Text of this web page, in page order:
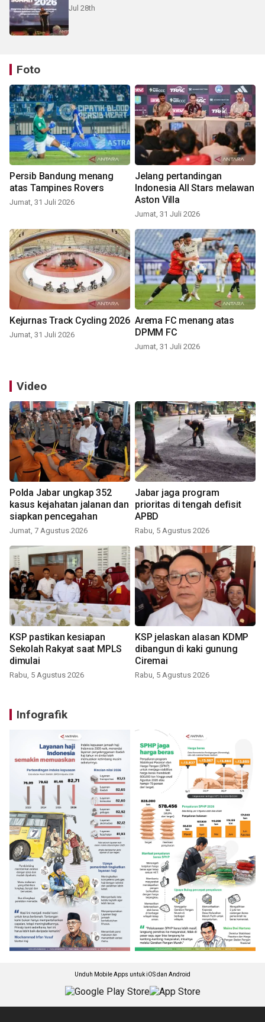
Jul 28th
Foto
Persib Bandung menang
atas Tampines Rovers
Jumat, 31 Juli 2026
Jelang pertandingan
Indonesia All Stars melawan
Aston Villa
Jumat, 31 Juli 2026
Kejurnas Track Cycling 2026
Jumat, 31 Juli 2026
Arema FC menang atas
DPMM FC
Jumat, 31 Juli 2026
Video
Polda Jabar ungkap 352
kasus kejahatan jalanan dan
siapkan pencegahan
Jumat, 7 Agustus 2026
Jabar jaga program
prioritas di tengah defisit
APBD
Rabu, 5 Agustus 2026
KSP pastikan kesiapan
Sekolah Rakyat saat MPLS
dimulai
Rabu, 5 Agustus 2026
KSP jelaskan alasan KDMP
dibangun di kaki gunung
Ciremai
Rabu, 5 Agustus 2026
Infografik
Unduh Mobile Apps untuk iOS dan Android